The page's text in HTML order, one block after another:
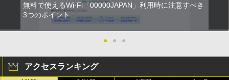
無料で使えるWi-Fi「00000JAPAN」利用時に注意すべき
3つのポイント
● ● ●
アクセスランキング